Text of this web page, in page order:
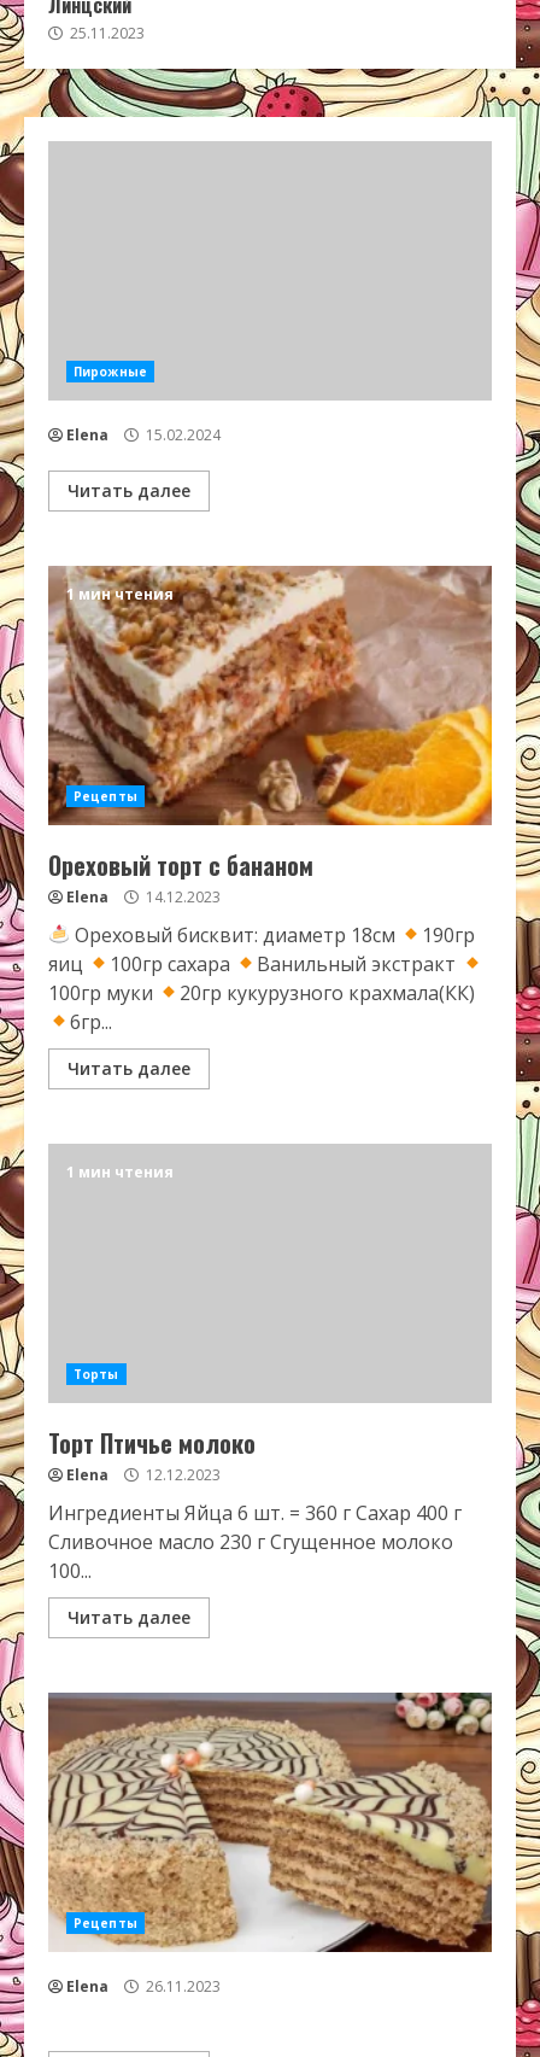
25.11.2023
Пирожные
Elena 15.02.2024
Читать далее
1 мин чтения
Рецепты
Ореховый торт с бананом
Elena 14.12.2023
Ореховый бисквит: диаметр 18см
190гр
яиц
100гр сахара
Ванильный экстракт
100гр муки
20гр кукурузного крахмала(КК)
6гр...
Читать далее
1 мин чтения
Торты
Торт Птичье молоко
Elena 12.12.2023
Ингредиенты Яйца 6 шт. = 360 г Сахар 400 г
Сливочное масло 230 г Сгущенное молоко
100...
Читать далее
Рецепты
Elena 26.11.2023